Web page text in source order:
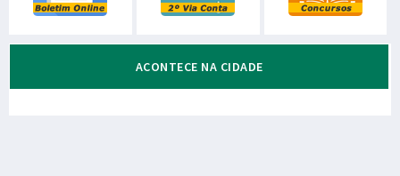
ACONTECE NA CIDADE